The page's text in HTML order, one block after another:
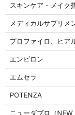
スキンケア・メイク
メディカルサプリメ
プロファイロ、ヒア
エンビロン
エムセラ
POTENZA
ニューダブロ（NEW